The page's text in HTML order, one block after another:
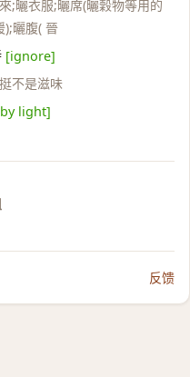
;曬衣服;曬席(曬穀物等用的
);曬腹( 晉
[ignore]
不是滋味
light]
反馈